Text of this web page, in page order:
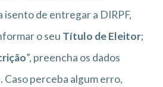
isento de entregar a DIRPF,
o seu Título de Eleitor;
”, preencha os dados
perceba algum erro,